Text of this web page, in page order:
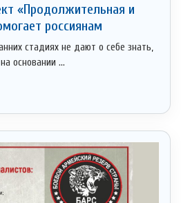
«Продолжительная и
россиянам
стадиях не дают о себе знать,
основании ...